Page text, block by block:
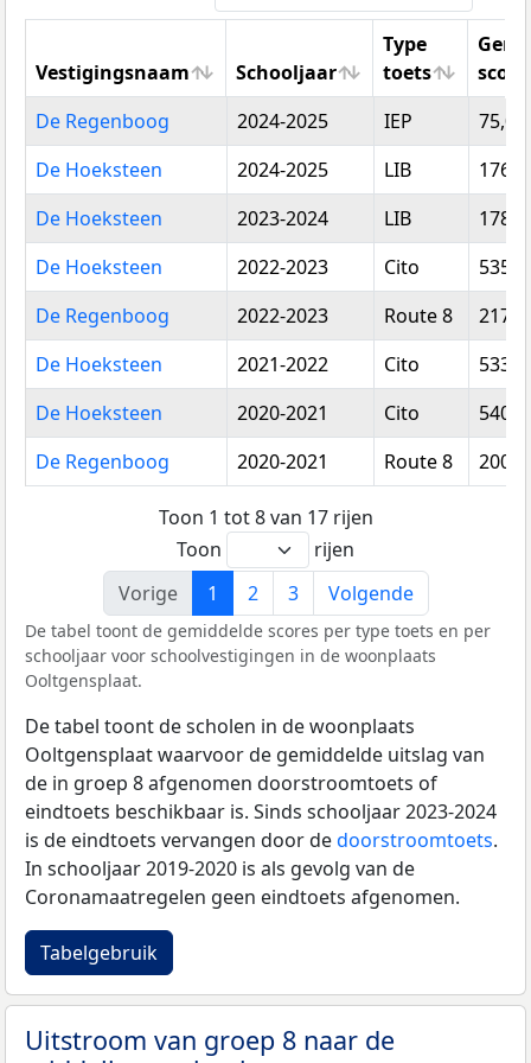
Vestigingsnaam Schooljaar
Type
toets
score
Vestigingsnaam
Schooljaar
Type
toets
score
De Regenboog 2024-2025 IEP
75,00
De Hoeksteen
2024-2025 LIB
De Hoeksteen
2023-2024 LIB
De Hoeksteen
2022-2023 Cito
De Regenboog
2022-2023 Route 8
De Hoeksteen
2021-2022 Cito
De Hoeksteen
2020-2021 Cito
De Regenboog
2020-2021 Route 8
Toon 1 tot 8 van 17 rijen
Toon
rijen
Vorige
1 2 3 Volgende
De tabel toont de gemiddelde scores per type toets en per
schooljaar voor schoolvestigingen in de woonplaats
Ooltgensplaat.
De tabel toont de scholen in de woonplaats
Ooltgensplaat waarvoor de gemiddelde uitslag van
de in groep 8 afgenomen doorstroomtoets of
eindtoets beschikbaar is. Sinds schooljaar 2023-2024
is de eindtoets vervangen door dedoorstroomtoets.
In schooljaar 2019-2020 is als gevolg van de
Coronamaatregelen geen eindtoets afgenomen.
Tabelgebruik
Uitstroom van groep 8 naar de